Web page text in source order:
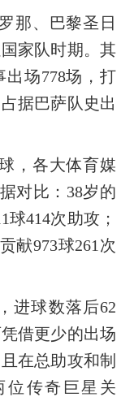
那、巴黎圣日
家队时期。其
出场778场，打
据巴萨队史出
，各大体育媒
对比：38岁的
414次助攻；
献973球261次
进球数落后62
借更少的出场
在总助攻和制
位传奇巨星关